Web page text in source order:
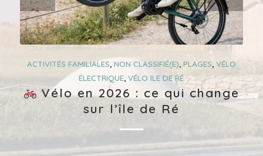
ACTIVITÉS FAMILIALES, NON CLASSIFIÉ(E) PLAGES, VÉLO
ÉLECTRIQUE,VÉLO ILE DE RÉ
Vélo en 2026 : ce qui change
sur l’île de Ré